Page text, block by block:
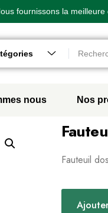
fournissons la
fournissons la
fournissons la
nous Nos
Fauteuil